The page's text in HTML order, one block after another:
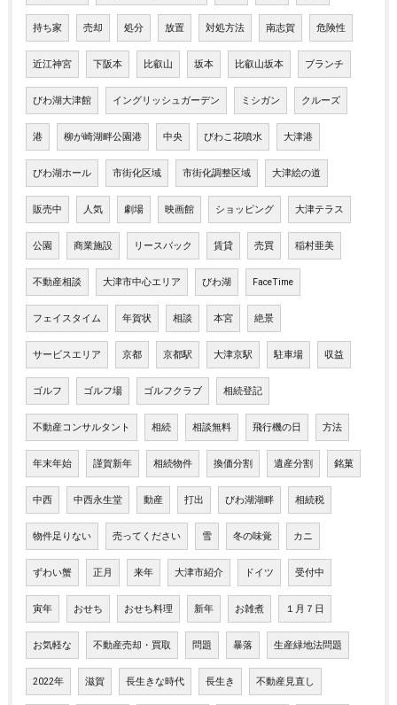
持ち家 売却 処分 放置 対処方法 南志賀 危険性
近江神宮 下阪本 比叡山 坂本 比叡山坂本 ブランチ
びわ湖大津館 イングリッシュガーデン ミシガン クルーズ
港 柳が崎湖畔公園港 中央 びわこ花噴水 大津港
びわ湖ホール 市街化区域 市街化調整区域 大津絵の道
販売中 人気 劇場 映画館 ショッピング 大津テラス
公園 商業施設 リースバック 賃貸 売買 稲村亜美
不動産相談 大津市中心エリア びわ湖 FaceTime
フェイスタイム 年賀状 相談 本宮 絶景
サービスエリア 京都 京都駅 大津京駅 駐車場 収益
ゴルフ ゴルフ場 ゴルフクラブ 相続登記
不動産コンサルタント 相続 相談無料 飛行機の日 方法
年末年始 謹賀新年 相続物件 換価分割 遺産分割 銘菓
中西 中西永生堂 動産 打出 びわ湖湖畔 相続税
物件足りない 売ってください 雪 冬の味覚 カニ
ずわい蟹 正月 来年 大津市紹介 ドイツ 受付中
寅年 おせち おせち料理 新年 お雑煮 １月７日
お気軽な 不動産売却・買取 問題 暴落 生産緑地法問題
2022年 滋賀 長生きな時代 長生き 不動産見直し